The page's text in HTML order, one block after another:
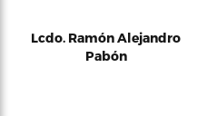
Lcdo. Ramón Alejandro
Pabón